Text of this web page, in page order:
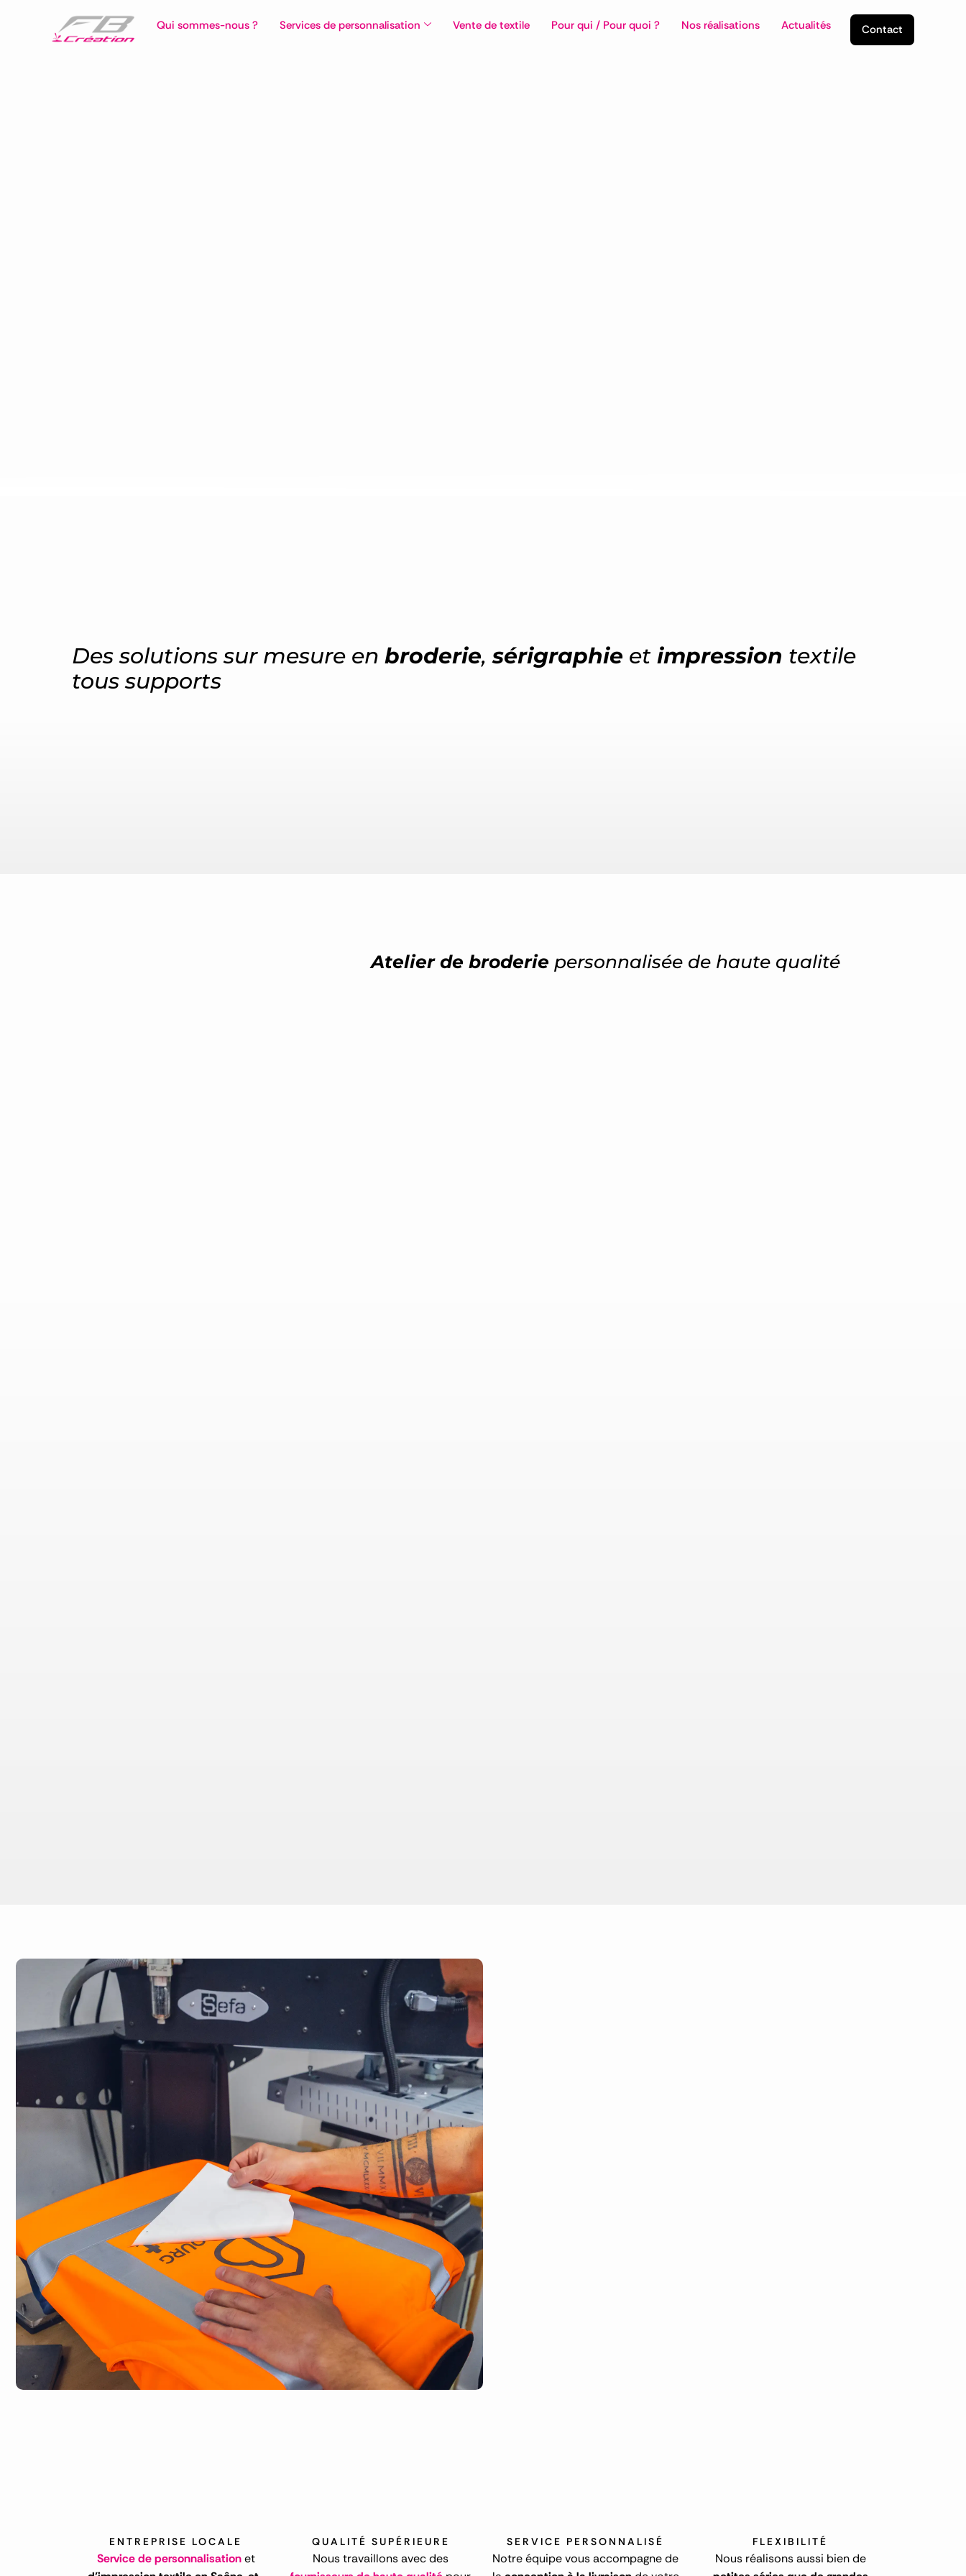
Qui sommes-nous ? Services de personnalisation Vente de textile Pour qui / Pour quoi ? Nos réalisations Actualités Contact
Des solutions sur mesure en broderie,sérigraphie et impression textile
tous supports
Atelier de broderie personnalisée de haute qualité
ENTREPRISE LOCALE
Service de personnalisationet
QUALITÉ SUPÉRIEURE
Nous travaillons avec des
SERVICE PERSONNALISÉ
Notre équipe vous accompagne de
FLEXIBILITÉ
Nous réalisons aussi bien de